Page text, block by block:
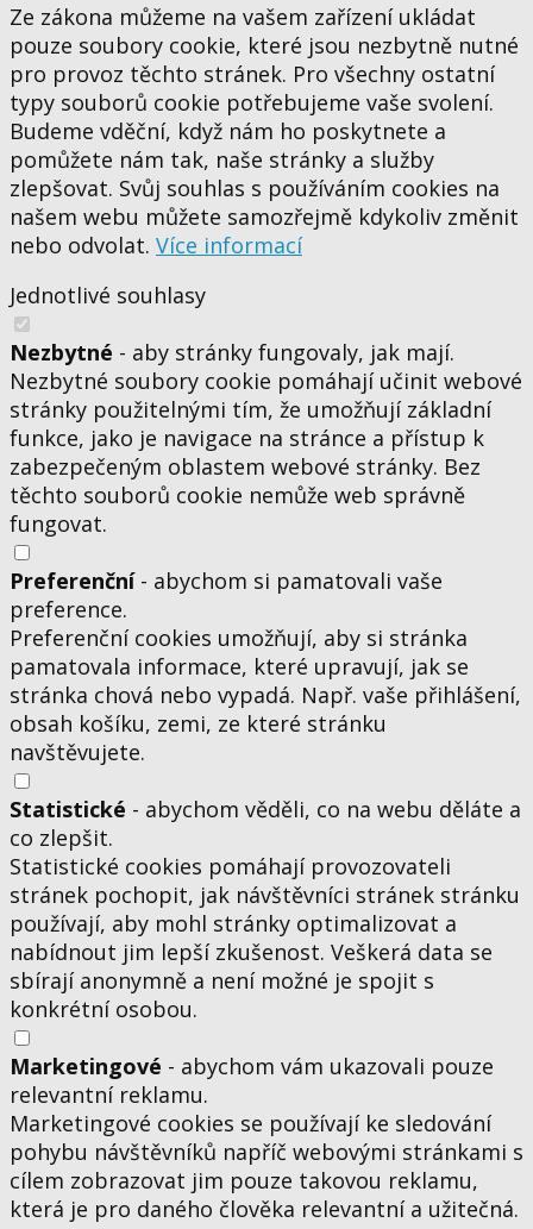
Ze zákona můžeme na vašem zařízení ukládat
pouze soubory cookie, které jsou nezbytně nutné
pro provoz těchto stránek. Pro všechny ostatní
typy souborů cookie potřebujeme vaše svolení.
Budeme vděční, když nám ho poskytnete a
pomůžete nám tak, naše stránky a služby
zlepšovat. Svůj souhlas s používáním cookies na
našem webu můžete samozřejmě kdykoliv změnit
nebo odvolat. Více informací
Jednotlivé souhlasy
Nezbytné - aby stránky fungovaly, jak mají.
Nezbytné soubory cookie pomáhají učinit webové
stránky použitelnými tím, že umožňují základní
funkce, jako je navigace na stránce a přístup k
zabezpečeným oblastem webové stránky. Bez
těchto souborů cookie nemůže web správně
fungovat.
Preferenční- abychom si pamatovali vaše
preference.
Preferenční cookies umožňují, aby si stránka
pamatovala informace, které upravují, jak se
stránka chová nebo vypadá. Např. vaše přihlášení,
obsah košíku, zemi, ze které stránku
navštěvujete.
Statistické - abychom věděli, co na webu děláte a
co zlepšit.
Statistické cookies pomáhají provozovateli
stránek pochopit, jak návštěvníci stránek stránku
používají, aby mohl stránky optimalizovat a
nabídnout jim lepší zkušenost. Veškerá data se
sbírají anonymně a není možné je spojit s
konkrétní osobou.
Marketingové - abychom vám ukazovali pouze
relevantní reklamu.
Marketingové cookies se používají ke sledování
pohybu návštěvníků napříč webovými stránkami s
cílem zobrazovat jim pouze takovou reklamu,
která je pro daného člověka relevantní a užitečná.